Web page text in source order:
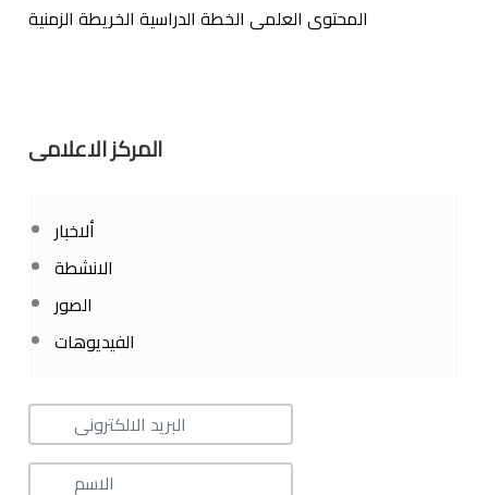
المحتوى العلمى الخطة الدراسية الخريطة الزمنية
المركز الاعلامى
ألاخبار
الانشطة
الصور
الفيديوهات